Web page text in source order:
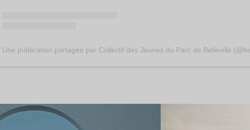
Lire l’article